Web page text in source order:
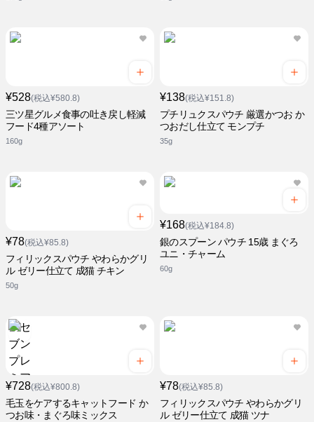
¥528(税込¥580.8)
三ツ星グルメ食事の吐き戻し軽減
フード4種アソート
160g
¥138(税込¥151.8)
プチリュクスパウチ 厳選かつお か
つおだし仕立て モンプチ
35g
¥78(税込¥85.8)
フィリックスパウチ やわらかグリ
ル ゼリー仕立て 成猫 チキン
50g
¥168(税込¥184.8)
銀のスプーン パウチ 15歳 まぐろ
ユニ・チャーム
60g
¥728(税込¥800.8)
毛玉をケアするキャットフード か
つお味・まぐろ味ミックス
¥78(税込¥85.8)
フィリックスパウチ やわらかグリ
ル ゼリー仕立て 成猫 ツナ